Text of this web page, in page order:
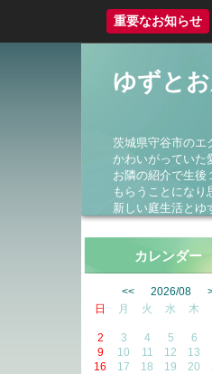
重要なお知らせ
ゆずと
茨城県守谷市の
かわいがっていた
お隣の紹介で生後
もらうことになり
新しい庭生活とゆ
カレンダー
<<2026/08
日
月 火 水 木
2
3 4 5 6
9
10 11 12 13
16
17 18 19 20